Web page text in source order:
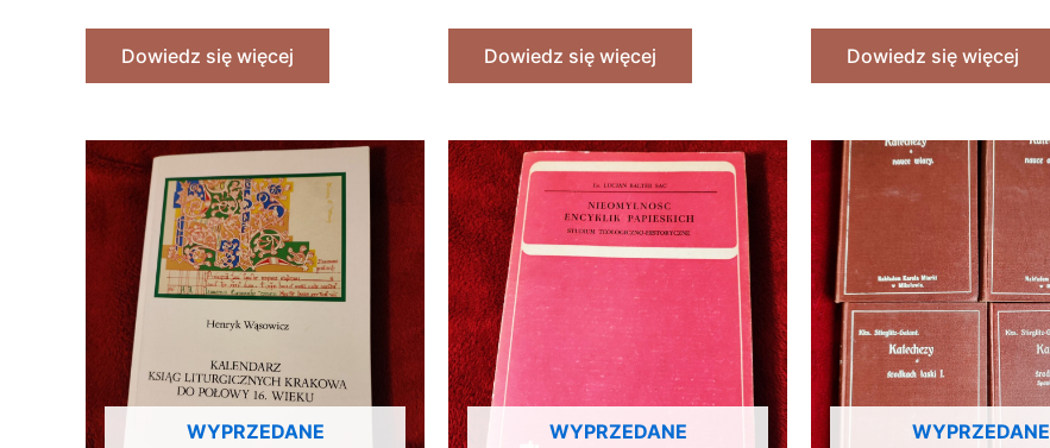
Dowiedz się więcej
Dowiedz się więcej
Dowiedz się więcej
WYPRZEDANE WYPRZEDANE WYPRZEDANE